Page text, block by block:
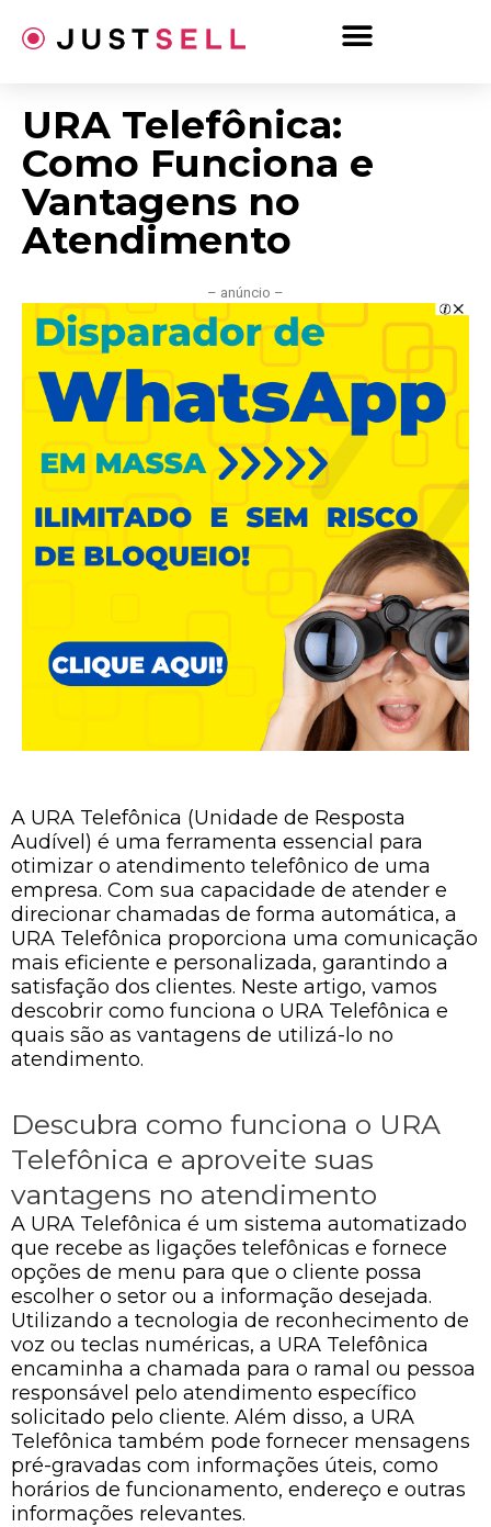
para
URA Telefônica:
Como Funciona e
Vantagens no
Atendimento
– anúncio –
A URA Telefônica (Unidade de Resposta
Audível) é uma ferramenta essencial para
otimizar o atendimento telefônico de uma
empresa. Com sua capacidade de atender e
direcionar chamadas de forma automática, a
URA Telefônica proporciona uma comunicação
mais eficiente e personalizada, garantindo a
satisfação dos clientes. Neste artigo, vamos
descobrir como funciona o URA Telefônica e
quais são as vantagens de utilizá-lo no
atendimento.
Descubra como funciona o URA
Telefônica e aproveite suas
vantagens no atendimento
A URA Telefônica é um sistema automatizado
que recebe as ligações telefônicas e fornece
opções de menu para que o cliente possa
escolher o setor ou a informação desejada.
Utilizando a tecnologia de reconhecimento de
voz ou teclas numéricas, a URA Telefônica
encaminha a chamada para o ramal ou pessoa
responsável pelo atendimento específico
solicitado pelo cliente. Além disso, a URA
Telefônica também pode fornecer mensagens
pré-gravadas com informações úteis, como
horários de funcionamento, endereço e outras
informações relevantes.